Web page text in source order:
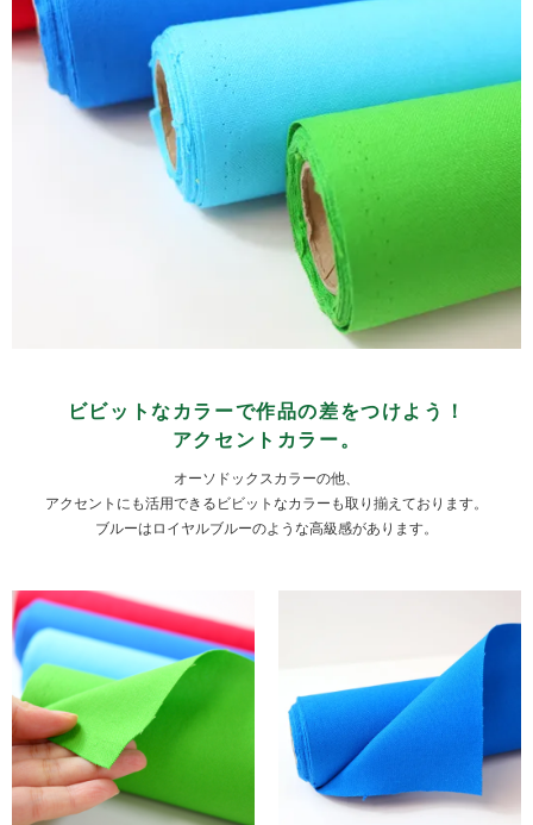
ビビットなカラーで作品の差をつけよう！
アクセントカラー。
オーソドックスカラーの他、
アクセントにも活用できるビビットなカラーも取り揃えております。
ブルーはロイヤルブルーのような高級感があります。